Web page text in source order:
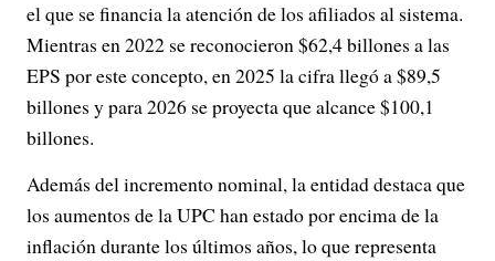
el que se financia la atención de los afiliados al sistema.
Mientras en 2022 se reconocieron $62,4 billones a las
EPS por este concepto, en 2025 la cifra llegó a $89,5
billones y para 2026 se proyecta que alcance $100,1
billones.
Además del incremento nominal, la entidad destaca que
los aumentos de la UPC han estado por encima de la
inflación durante los últimos años, lo que representa